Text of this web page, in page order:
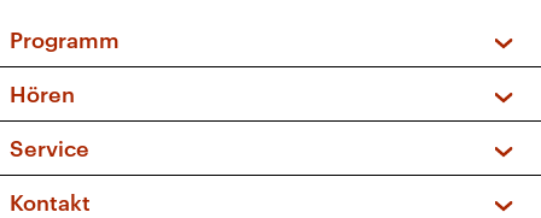
Programm
Sendungen und Podcasts
Musikliste
Kakadu – Das Kinderprogramm
Hören
Frequenzen (UKW + DAB+)
Service
FAQ
Kontakt